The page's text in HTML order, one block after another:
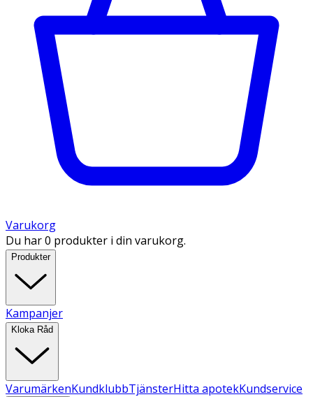
Varukorg
Du har 0 produkter i din varukorg.
Produkter
Kampanjer
Kloka Råd
VarumärkenKundklubbTjänsterHitta apotekKundservice